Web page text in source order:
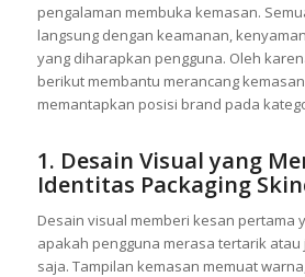
pengalaman membuka kemasan.
langsung dengan keamanan,
yang diharapkan pengguna. Oleh
berikut membantu merancang
memantapkan posisi brand pada
1. Desain Visual yang
Identitas Packaging
Desain visual memberi kesan pertama
apakah pengguna merasa tertarik
saja. Tampilan kemasan memuat